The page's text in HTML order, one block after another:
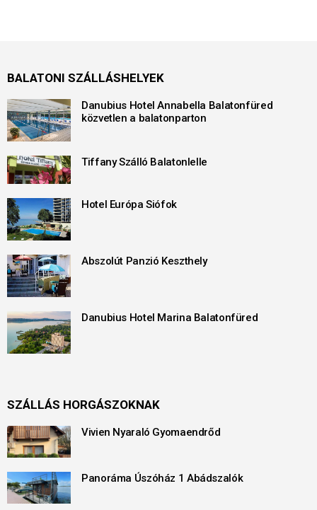
BALATONI SZÁLLÁSHELYEK
Danubius Hotel Annabella Balatonfüred
közvetlen a balatonparton
Tiffany Szálló Balatonlelle
Hotel Európa Siófok
Abszolút Panzió Keszthely
Danubius Hotel Marina Balatonfüred
SZÁLLÁS HORGÁSZOKNAK
Vivien Nyaraló Gyomaendrőd
Panoráma Úszóház 1 Abádszalók